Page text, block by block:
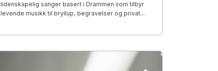
lidenskapelig sanger basert i Drammen som tilbyr
levende musikk til bryllup, begravelser og privat...